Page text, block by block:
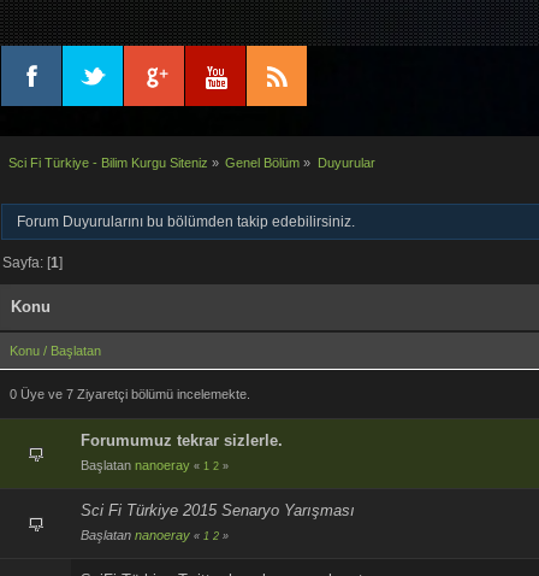
Sci Fi Türkiye - Bilim Kurgu Siteniz » Genel Bölüm » Duyurular
Forum Duyurularını bu bölümden takip edebilirsiniz.
Sayfa: [1]
Konu
Konu / Başlatan
0 Üye ve 7 Ziyaretçi bölümü incelemekte.
Forumumuz tekrar sizlerle.
Başlatan nanoeray « 1 2 »
Sci Fi Türkiye 2015 Senaryo Yarışması
Başlatan nanoeray « 1 2 »